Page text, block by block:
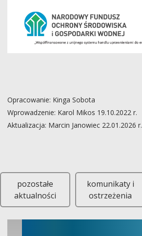
Opracowanie: Kinga Sobota
Wprowadzenie: Karol Mikos 19.10.2022 r.
Aktualizacja: Marcin Janowiec 22.01.2026 r.
pozostałe
aktualności
komunikaty i
ostrzeżenia